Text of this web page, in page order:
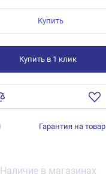
Купить
Купить в 1 клик
Гарантия на товар
Наличие в магазинах